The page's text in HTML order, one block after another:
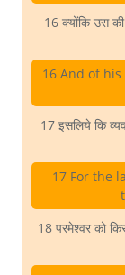
16 क्योंकि उस की
16 And of
17 इसलिये कि
17 For the
18 परमेश्वर को